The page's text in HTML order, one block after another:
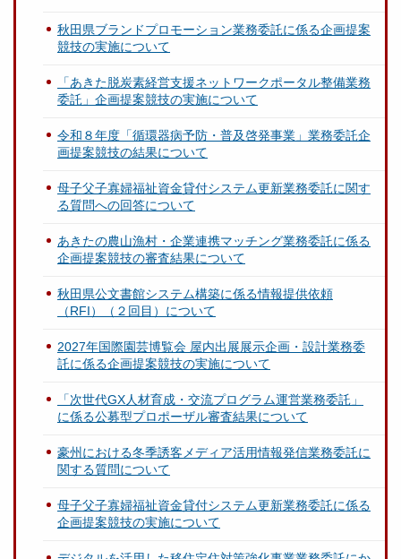
秋田県ブランドプロモーション業務委託に係る企画提案
競技の実施について
「あきた脱炭素経営支援ネットワークポータル整備業務
委託」企画提案競技の実施について
令和８年度「循環器病予防・普及啓発事業」業務委託企
画提案競技の結果について
母子父子寡婦福祉資金貸付システム更新業務委託に関す
る質問への回答について
あきたの農山漁村・企業連携マッチング業務委託に係る
企画提案競技の審査結果について
秋田県公文書館システム構築に係る情報提供依頼
（RFI）（２回目）について
2027年国際園芸博覧会 屋内出展展示企画・設計業務委
託に係る企画提案競技の実施について
「次世代GX人材育成・交流プログラム運営業務委託」
に係る公募型プロポーザル審査結果について
豪州における冬季誘客メディア活用情報発信業務委託に
関する質問について
母子父子寡婦福祉資金貸付システム更新業務委託に係る
企画提案競技の実施について